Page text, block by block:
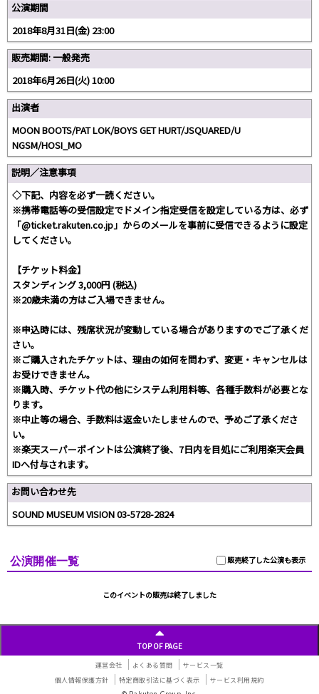
公演期間
2018年8月31日(金) 23:00
販売期間: 一般発売
2018年6月26日(火) 10:00
出演者
MOON BOOTS/PAT LOK/BOYS GET HURT/JSQUARED/U
NGSM/HOSI_MO
説明／注意事項
◇下記、内容を必ず一読ください。
※携帯電話等の受信設定でドメイン指定受信を設定している方は、必ず
「@ticket.rakuten.co.jp」からのメールを事前に受信できるように設定
してください。
【チケット料金】
スタンディング 3,000円 (税込)
※20歳未満の方はご入場できません。
※申込時には、残席状況が変動している場合がありますのでご了承くだ
さい。
※ご購入されたチケットは、理由の如何を問わず、変更・キャンセルは
お受けできません。
※購入時、チケット代の他にシステム利用料等、各種手数料が必要とな
ります。
※中止等の場合、手数料は返金いたしませんので、予めご了承くださ
い。
※楽天スーパーポイントは公演終了後、7日内を目処にご利用楽天会員
IDへ付与されます。
お問い合わせ先
SOUND MUSEUM VISION 03-5728-2824
販売終了した公演も表示
公演開催一覧
このイベントの販売は終了しました
TOP OF PAGE
運営会社 よくある質問
サービス一覧
個人情報保護方針
特定商取引法に基づく表示 サービス利用規約